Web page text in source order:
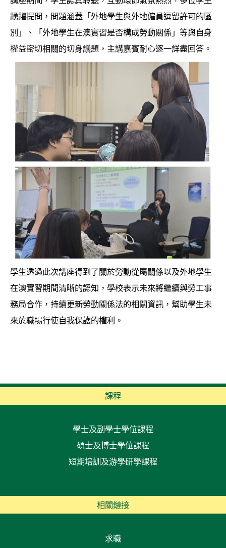
踴躍提問，問題涵蓋「外地學生與外地僱員逗留許可的區
別」、「外地學生在澳實習是否構成勞動關係」等與自身
權益密切相關的切身議題，主講嘉賓耐心逐一詳盡回答。
學生透過此次講座得到了關於勞動從屬關係以及外地學生
在澳實習期間清晰的認知，學校表示未來將繼續與勞工事
務局合作，持續更新勞動關係法的相關資訊，幫助學生未
來於職場行使自我保護的權利。
課程
學士及副學士學位課程
碩士及博士學位課程
短期培訓及游學研學課程
相關鏈接
求職